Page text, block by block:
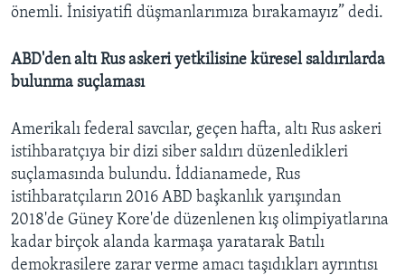
önemli. İnisiyatifi düşmanlarımıza bırakamayız” dedi.
ABD'den altı Rus askeri yetkilisine küresel saldırılarda
bulunma suçlaması
Amerikalı federal savcılar, geçen hafta, altı Rus askeri
istihbaratçıya bir dizi siber saldırı düzenledikleri
suçlamasında bulundu. İddianamede, Rus
istihbaratçıların 2016 ABD başkanlık yarışından
2018'de Güney Kore'de düzenlenen kış olimpiyatlarına
kadar birçok alanda karmaşa yaratarak Batılı
demokrasilere zarar verme amacı taşıdıkları ayrıntısı